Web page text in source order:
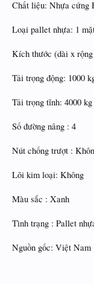
Chất liệu: Nhựa cứng
Loại pallet nhựa: 1
Kích thước (dài x
Tải trọng động: 1000
Tải trọng tĩnh: 4000 kg
Số đường nâng : 4
Nút chống trượt :
Lõi kim loại: Không
Màu sắc : Xanh
Tình trạng : Pallet
Nguồn gốc: Việt Nam